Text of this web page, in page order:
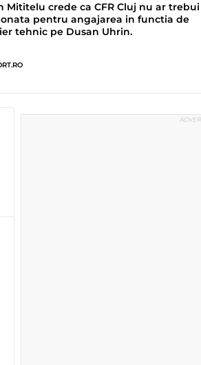
Mititelu crede ca CFR Cluj nu ar trebui
pentru angajarea in functia de
tehnic pe Dusan Uhrin.